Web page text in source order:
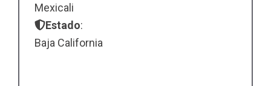
Mexicali
Estado:
Baja California